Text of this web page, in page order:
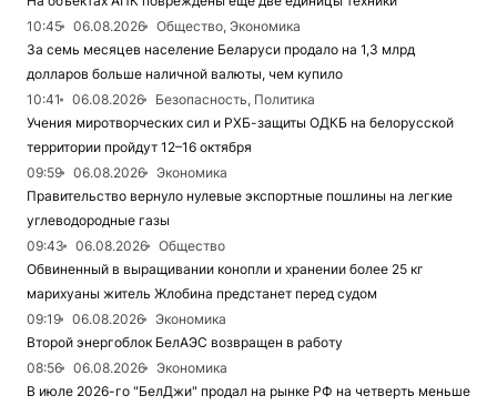
10:45
06.08.2026
Общество, Экономика
За семь месяцев население Беларуси продало на 1,3 млрд
долларов больше наличной валюты, чем купило
10:41
06.08.2026
Безопасность, Политика
Учения миротворческих сил и РХБ-защиты ОДКБ на белорусской
территории пройдут 12–16 октября
09:59
06.08.2026
Экономика
Правительство вернуло нулевые экспортные пошлины на легкие
углеводородные газы
09:43
06.08.2026
Общество
Обвиненный в выращивании конопли и хранении более 25 кг
марихуаны житель Жлобина предстанет перед судом
09:19
06.08.2026
Экономика
Второй энергоблок БелАЭС возвращен в работу
08:56
06.08.2026
Экономика
В июле 2026-го "БелДжи" продал на рынке РФ на четверть меньше